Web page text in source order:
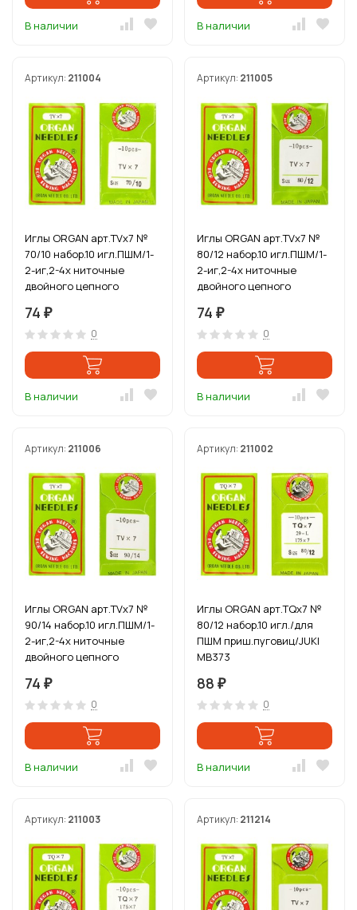
В наличии В наличии
Артикул: 211004
Иглы ORGAN арт.TVx7 №
70/10 набор.10 игл.ПШМ/1-
2-иг,2-4х ниточные
двойного цепного
74 ₽
0
В наличии
Артикул: 211005
Иглы ORGAN арт.TVx7 №
80/12 набор.10 игл.ПШМ/1-
2-иг,2-4х ниточные
двойного цепного
74 ₽
0
В наличии
Артикул: 211006
Иглы ORGAN арт.TVx7 №
90/14 набор.10 игл.ПШМ/1-
2-иг,2-4х ниточные
двойного цепного
74 ₽
0
В наличии
Артикул: 211002
Иглы ORGAN арт.TQx7 №
80/12 набор.10 игл./для
ПШМ приш.пуговиц/JUKI
MB373
88 ₽
0
В наличии
Артикул: 211003 Артикул: 211214